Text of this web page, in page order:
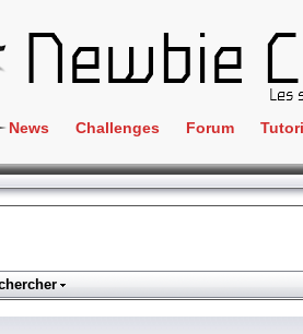
News Challenges
Crackme
ClientSide
Forensics
Forum